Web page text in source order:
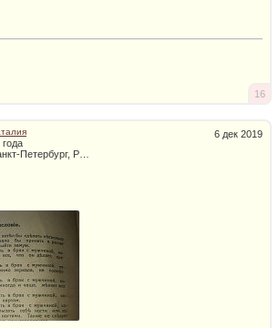
16
6 дек 2019
года